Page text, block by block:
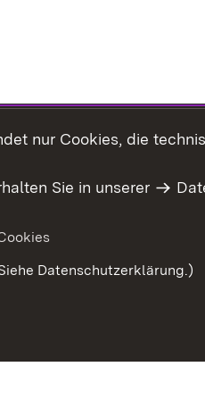
nur Cookies, die
Sie in unserer
Datenschutzerklärung.)